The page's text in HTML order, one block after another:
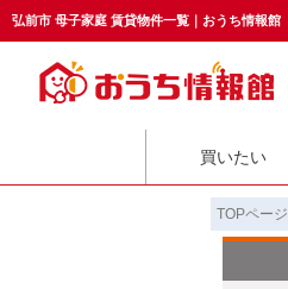
弘前市 母子家庭 賃貸物件一覧｜おうち情報館
買いたい
TOPページ